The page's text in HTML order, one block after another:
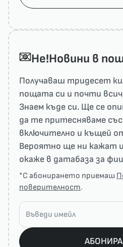
He!Новини в
Получаваш тридесет
пощата си и почти
Знаем къде си. Ще се
да те притесняваме
включително и къщей
Вероятно ще ни кажат
окаже в датабаза за
*С абонирането приемаш
поверителност.